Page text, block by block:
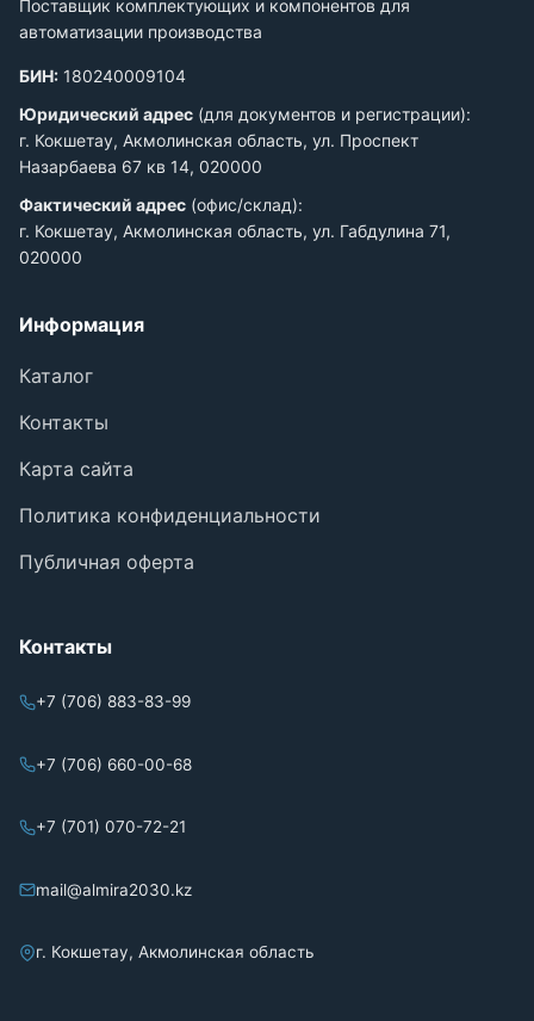
Поставщик комплектующих и компонентов для
автоматизации производства
БИН: 180240009104
Юридический адрес (для документов и регистрации):
г. Кокшетау, Акмолинская область, ул. Проспект
Назарбаева 67 кв 14, 020000
Фактический адрес (офис/склад):
г. Кокшетау, Акмолинская область, ул. Габдулина 71,
020000
Информация
Каталог
Контакты
Карта сайта
Политика конфиденциальности
Публичная оферта
Контакты
+7 (706) 883-83-99
+7 (706) 660-00-68
+7 (701) 070-72-21
mail@almira2030.kz
г. Кокшетау, Акмолинская область